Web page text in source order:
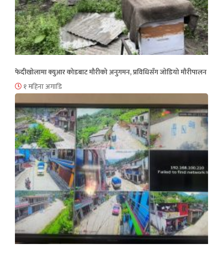
फेदीखोलामा क्युआर कोडबाट मौरीको अनुगमन, प्रविधिसँग जोडियो मौरीपालन
१ महिना अगाडि